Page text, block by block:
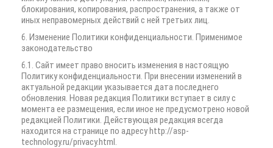
блокирования, копирования, распространения, а также от
иных неправомерных действий с ней третьих лиц.
6. Изменение Политики конфиденциальности. Применимое
законодательство
6.1. Сайт имеет право вносить изменения в настоящую
Политику конфиденциальности. При внесении изменений в
актуальной редакции указывается дата последнего
обновления. Новая редакция Политики вступает в силу с
момента ее размещения, если иное не предусмотрено новой
редакцией Политики. Действующая редакция всегда
находится на странице по адресу http://asp-
technology.ru/privacy.html.